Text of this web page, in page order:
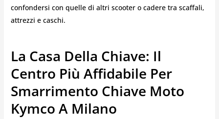
confondersi con quelle di altri scooter o cadere tra scaffali,
attrezzi e caschi.
La Casa Della Chiave: Il
Centro Più Affidabile Per
Smarrimento Chiave Moto
Kymco A Milano